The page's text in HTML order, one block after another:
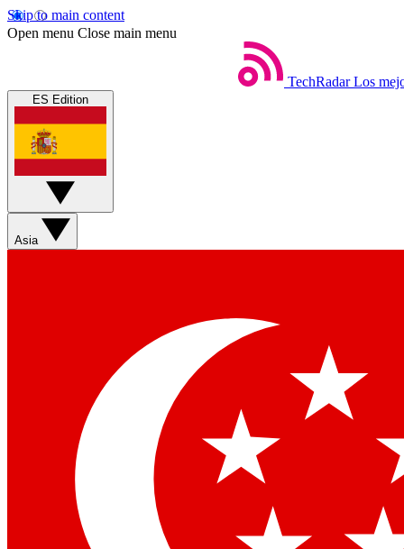
Skip to main content
Open menu Close main menu
TechRadar Los
ES Edition
Asia